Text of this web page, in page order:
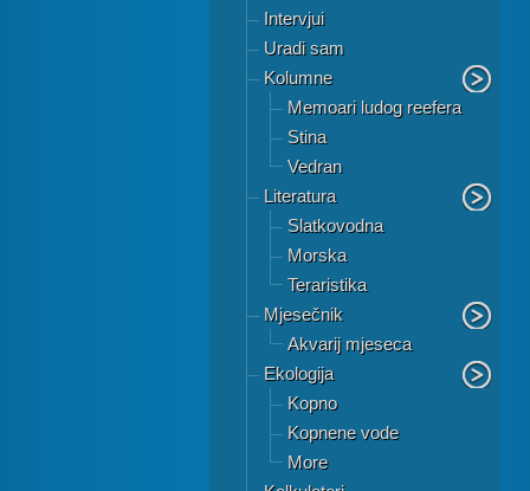
Intervjui
Uradi sam
Kolumne
Memoari ludog reefera
Stina
Vedran
Literatura
Slatkovodna
Morska
Teraristika
Mjesečnik
Akvarij mjeseca
Ekologija
Kopno
Kopnene vode
More